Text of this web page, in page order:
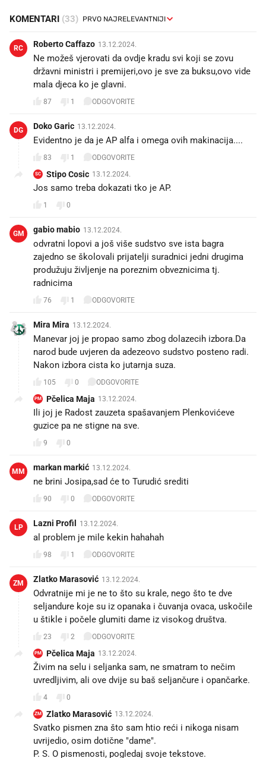
KOMENTARI (33)
RC Roberto Caffazo 13.12.2024.
Ne možeš vjerovati da ovdje kradu svi koji se zovu
državni ministri i premijeri,ovo je sve za buksu,ovo vide
mala djeca ko je glavni.
87 1 ODGOVORITE
DG Doko Garic 13.12.2024.
Evidentno je da je AP alfa i omega ovih makinacija....
83 1 ODGOVORITE
SC Stipo Cosic 13.12.2024.
Jos samo treba dokazati tko je AP.
1 0
GM gabio mabio 13.12.2024.
odvratni lopovi a još više sudstvo sve ista bagra
zajedno se školovali prijatelji suradnici jedni drugima
produžuju življenje na poreznim obveznicima tj.
radnicima
76 1 ODGOVORITE
Mira Mira 13.12.2024.
Manevar joj je propao samo zbog dolazecih izbora.Da
narod bude uvjeren da adezeovo sudstvo posteno radi.
Nakon izbora cista ko jutarnja suza.
105 0 ODGOVORITE
PM Pčelica Maja 13.12.2024.
Ili joj je Radost zauzeta spašavanjem Plenkovićeve
guzice pa ne stigne na sve.
9 0
MM markan markić 13.12.2024.
ne brini Josipa,sad će to Turudić srediti
90 0 ODGOVORITE
LP Lazni Profil 13.12.2024.
al problem je mile kekin hahahah
98 1 ODGOVORITE
ZM Zlatko Marasović 13.12.2024.
Odvratnije mi je ne to što su krale, nego što te dve
seljandure koje su iz opanaka i čuvanja ovaca, uskočile
u štikle i počele glumiti dame iz visokog društva.
23 2 ODGOVORITE
PM Pčelica Maja 13.12.2024.
Živim na selu i seljanka sam, ne smatram to nečim
uvredljivim, ali ove dvije su baš seljančure i opančarke.
4 0
ZM Zlatko Marasović 13.12.2024.
Svatko pismen zna što sam htio reći i nikoga nisam
uvrijedio, osim dotične "dame".
P. S. O pismenosti, pogledaj svoje tekstove.